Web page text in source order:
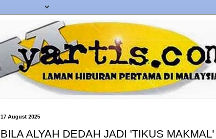
17 August 2025
BILA ALYAH DEDAH JADI 'TIKUS